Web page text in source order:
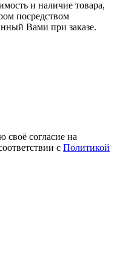
и наличие товара,
посредством
Вами при заказе.
согласие на
с Политикой